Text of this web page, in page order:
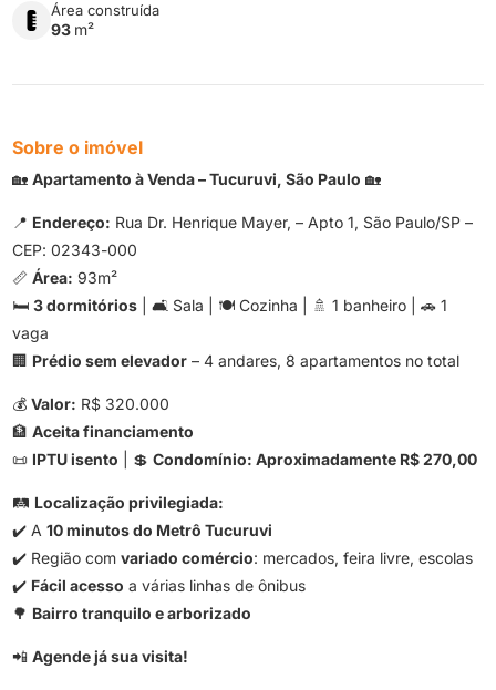
Área construída
93 m²
Sobre o imóvel
🏡Apartamento à Venda – Tucuruvi, São Paulo 🏡
📍 Endereço: Rua Dr. Henrique Mayer, – Apto 1, São Paulo/SP –
CEP: 02343-000
📏Área: 93m²
🛏️3 dormitórios | 🛋️ Sala | 🍽️ Cozinha | 🚿 1 banheiro | 🚗 1
vaga
🏢 Prédio sem elevador – 4 andares, 8 apartamentos no total
💰Valor: R$ 320.000
🏦Aceita financiamento
📜 IPTU isento | 💲Condomínio: Aproximadamente R$ 270,00
🛤️ Localização privilegiada:
✔️ A10 minutos do Metrô Tucuruvi
✔️ Região comvariado comércio: mercados, feira livre, escolas
✔️ Fácil acesso a várias linhas de ônibus
🌳 Bairro tranquilo e arborizado
📲Agende já sua visita!